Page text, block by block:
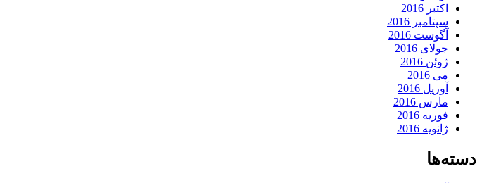
اکتبر 2016
سپتامبر 2016
آگوست 2016
جولای 2016
ژوئن 2016
می 2016
آوریل 2016
مارس 2016
فوریه 2016
ژانویه 2016
دسته‌ها